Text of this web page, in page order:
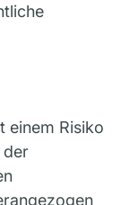
einem Risiko
der